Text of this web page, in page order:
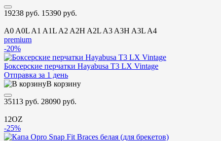
19238 руб. 15390 руб.
A0 A0L A1 A1L A2 A2H A2L A3 A3H A3L A4
premium
-20%
Боксерские перчатки Hayabusa T3 LX Vintage
Отправка за 1 день
В корзину
35113 руб. 28090 руб.
12OZ
-25%